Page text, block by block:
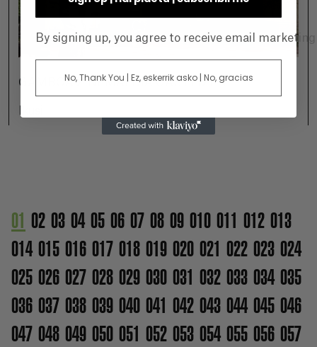
GAMBOA ZINEMALDIA GASTEIZEN
01 02 03 04 05 06 07 08 09 010 011 012 013
014 015 016 017 018 019 020 021 022 023 024
025 026 027 028 029 030 031 032 033 034 035
036 037 038 039 040 041 042 043 044 045 046
047 048 049 050 051 052 053 054 055 056 057
By signing up, you agree to receive email
No, Thank You | Ez, eskerrik asko | No, gracias